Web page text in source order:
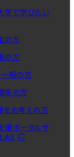
学で学びたい
の方
の方
一般の方
係の方
をお考えの方
援ポータルサ